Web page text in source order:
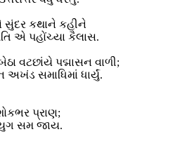
સુંદર કથાને કહીને
એ પહોંચ્યા કૈલાસ.
વટછાંયે પદ્માસન વાળી;
સમાધિમાં ધાર્યું.
પ્રાણ;
યુગ સમ જાય.